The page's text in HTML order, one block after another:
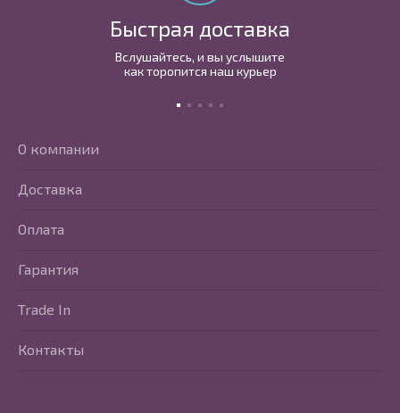
Быстрая доставка
Вслушайтесь, и вы услышите
как торопится наш курьер
О компании
Доставка
Оплата
Гарантия
Trade In
Контакты